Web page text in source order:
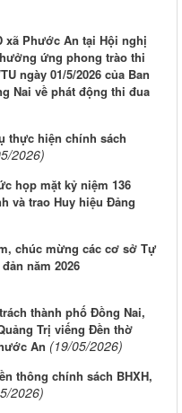
xã Phước An tại Hội nghị
ứng phong trào thi
ngày 01/5/2026 của Ban
Nai về phát động thi đua
thực hiện chính sách
2026)
họp mặt kỷ niệm 136
và trao Huy hiệu Đảng
chúc mừng các cơ sở Tự
năm 2026
thành phố Đồng Nai,
Trị viếng Đền thờ
An (19/05/2026)
thông chính sách BHXH,
2026)